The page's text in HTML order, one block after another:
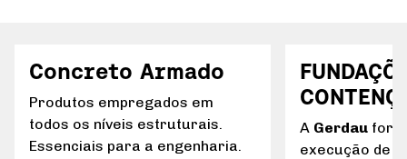
Concreto Armado
Produtos empregados em
todos os níveis estruturais.
Essenciais para a engenharia.
A Gerdau
execução de